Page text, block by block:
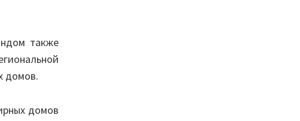
также
домов.
домов